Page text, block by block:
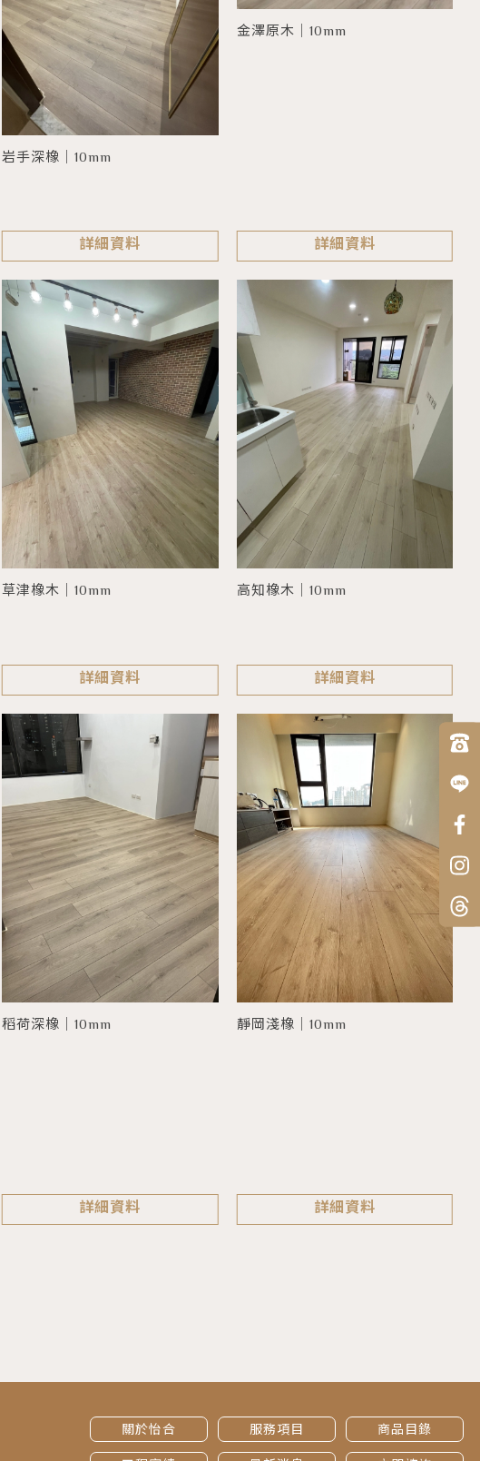
岩手深橡｜10mm
詳細資料
金澤原木｜10mm
詳細資料
草津橡木｜10mm
詳細資料
高知橡木｜10mm
詳細資料
稻荷深橡｜10mm
詳細資料
靜岡淺橡｜10mm
詳細資料
關於怡合 服務項目
商品目錄